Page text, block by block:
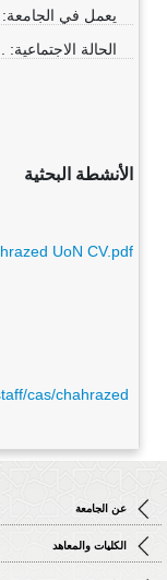
يعمل في الجامعة: منذ
الحالة الاجتماعية:
الأنشطة البحثية
UoN CV.pdf
cas/chahrazed
عن الجامعة
الكليات والمعاهد